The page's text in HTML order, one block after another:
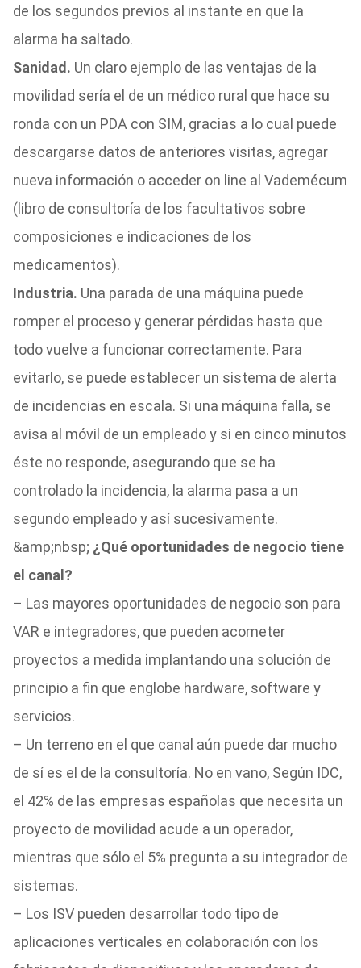
de los segundos previos al instante en que la
alarma ha saltado.
Sanidad. Un claro ejemplo de las ventajas de la
movilidad sería el de un médico rural que hace su
ronda con un PDA con SIM, gracias a lo cual puede
descargarse datos de anteriores visitas, agregar
nueva información o acceder on line al Vademécum
(libro de consultoría de los facultativos sobre
composiciones e indicaciones de los
medicamentos).
Industria. Una parada de una máquina puede
romper el proceso y generar pérdidas hasta que
todo vuelve a funcionar correctamente. Para
evitarlo, se puede establecer un sistema de alerta
de incidencias en escala. Si una máquina falla, se
avisa al móvil de un empleado y si en cinco minutos
éste no responde, asegurando que se ha
controlado la incidencia, la alarma pasa a un
segundo empleado y así sucesivamente.
&amp;nbsp; ¿Qué oportunidades de negocio tiene
el canal?
– Las mayores oportunidades de negocio son para
VAR e integradores, que pueden acometer
proyectos a medida implantando una solución de
principio a fin que englobe hardware, software y
servicios.
– Un terreno en el que canal aún puede dar mucho
de sí es el de la consultoría. No en vano, Según IDC,
el 42% de las empresas españolas que necesita un
proyecto de movilidad acude a un operador,
mientras que sólo el 5% pregunta a su integrador de
sistemas.
– Los ISV pueden desarrollar todo tipo de
aplicaciones verticales en colaboración con los